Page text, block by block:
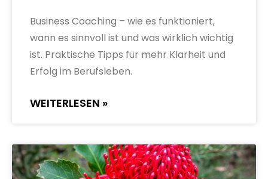
Business Coaching – wie es funktioniert,
wann es sinnvoll ist und was wirklich wichtig
ist. Praktische Tipps für mehr Klarheit und
Erfolg im Berufsleben.
WEITERLESEN »